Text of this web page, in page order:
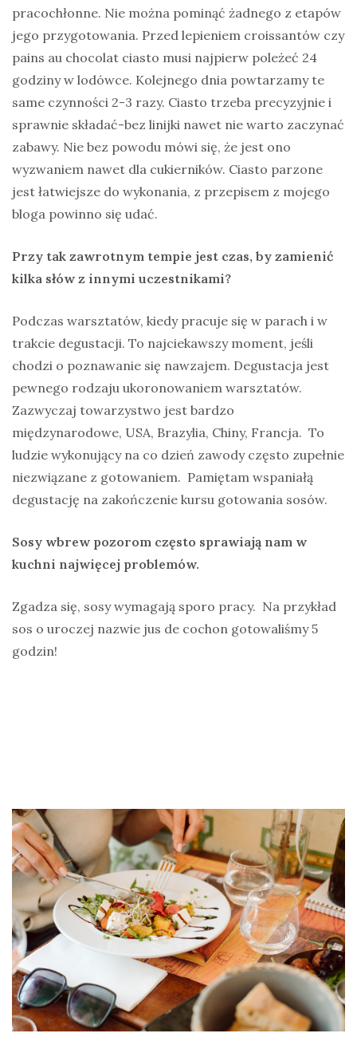
pracochłonne. Nie można pominąć żadnego z etapów
jego przygotowania. Przed lepieniem croissantów czy
pains au chocolat ciasto musi najpierw poleżeć 24
godziny w lodówce. Kolejnego dnia powtarzamy te
same czynności 2-3 razy. Ciasto trzeba precyzyjnie i
sprawnie składać-bez linijki nawet nie warto zaczynać
zabawy. Nie bez powodu mówi się, że jest ono
wyzwaniem nawet dla cukierników. Ciasto parzone
jest łatwiejsze do wykonania, z przepisem z mojego
bloga powinno się udać.
Przy tak zawrotnym tempie jest czas, by zamienić
kilka słów z innymi uczestnikami?
Podczas warsztatów, kiedy pracuje się w parach i w
trakcie degustacji. To najciekawszy moment, jeśli
chodzi o poznawanie się nawzajem. Degustacja jest
pewnego rodzaju ukoronowaniem warsztatów.
Zazwyczaj towarzystwo jest bardzo
międzynarodowe, USA, Brazylia, Chiny, Francja. To
ludzie wykonujący na co dzień zawody często zupełnie
niezwiązane z gotowaniem. Pamiętam wspaniałą
degustację na zakończenie kursu gotowania sosów.
Sosy wbrew pozorom często sprawiają nam w
kuchni najwięcej problemów.
Zgadza się, sosy wymagają sporo pracy. Na przykład
sos o uroczej nazwie jus de cochon gotowaliśmy 5
godzin!